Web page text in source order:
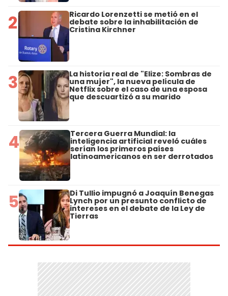
2 Ricardo Lorenzetti se metió en el
debate sobre la inhabilitación de
Cristina Kirchner
3 La historia real de "Elize: Sombras de
una mujer", la nueva película de
Netflix sobre el caso de una esposa
que descuartizó a su marido
4 Tercera Guerra Mundial: la
inteligencia artificial reveló cuáles
serían los primeros países
latinoamericanos en ser derrotados
5 Di Tullio impugnó a Joaquín Benegas
Lynch por un presunto conflicto de
intereses en el debate de la Ley de
Tierras